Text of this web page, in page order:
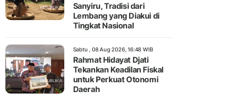
Sanyiru, Tradisi dari
Lembang yang Diakui di
Tingkat Nasional
Sabtu , 08 Aug 2026, 16:48 WIB
Rahmat Hidayat Djati
Tekankan Keadilan Fiskal
untuk Perkuat Otonomi
Daerah